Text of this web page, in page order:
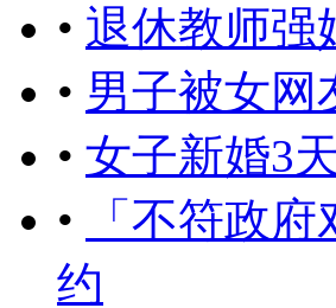
• 退休教师强
• 男子被女网
• 女子新婚3
•
「不符政
约